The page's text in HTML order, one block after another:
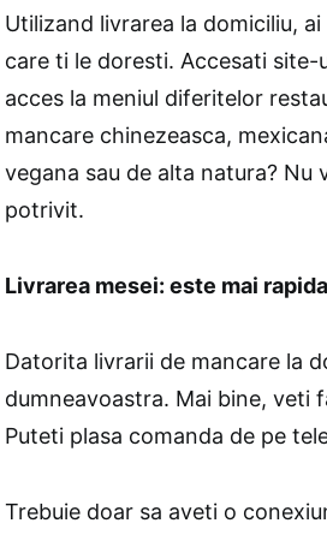
Utilizand livrarea la domiciliu,
care ti le doresti. Accesati site-
acces la meniul diferitelor
mancare chinezeasca,
vegana sau de alta natura?
potrivit.
Livrarea mesei: este mai
Datorita livrarii de mancare la
dumneavoastra. Mai bine, veti
Puteti plasa comanda de pe
Trebuie doar sa aveti o